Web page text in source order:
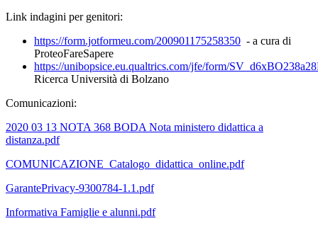
Link indagini per genitori:
https://form.jotformeu.com/200901175258350 - a cura di
ProteoFareSapere
https://unibopsice.eu.qualtrics.com/jfe/form/
Ricerca Università di Bolzano
Comunicazioni:
2020 03 13 NOTA 368 BODA Nota ministero didattica a
distanza.pdf
COMUNICAZIONE_Catalogo_didattica_online.pdf
GarantePrivacy-9300784-1.1.pdf
Informativa Famiglie e alunni.pdf